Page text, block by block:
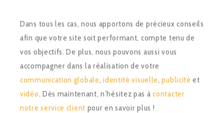
Dans tous les cas, nous apportons de précieux conseils
afin que votre site soit performant, compte tenu de
vos objectifs. De plus, nous pouvons aussi vous
accompagner dans la réalisation de votre
communication globale,identité visuelle,publicité et
vidéo. Dès maintenant, n’hésitez pas àcontacter
notre service client pour en savoir plus !